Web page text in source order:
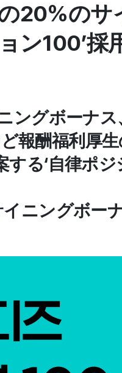
20%の
ン100’採
ングボーナ
報酬福利厚
る‘自律ポ
ニングボー